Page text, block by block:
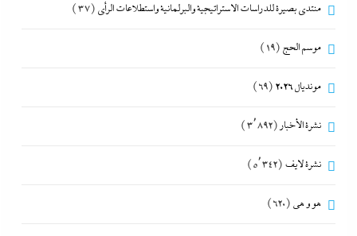
منتدى بصيرة للدراسات الاستراتيجية والبرلمانية واستطلاعات الرأى (37)
موسم الحج (19)
مونديال 2026 (69)
نشرة الأخبار (3٬892)
نشرة لايف (5٬342)
هو و هي (620)